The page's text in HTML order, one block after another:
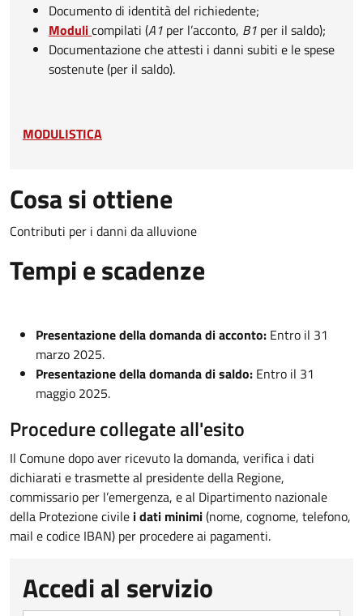
Documento di identità del richiedente;
Modulicompilati (A1 per l’acconto, B1 per il saldo);
Documentazione che attesti i danni subiti e le spese
sostenute (per il saldo).
MODULISTICA
Cosa si ottiene
Contributi per i danni da alluvione
Tempi e scadenze
Presentazione della domanda di acconto: Entro il 31
marzo 2025.​
Presentazione della domanda di saldo: Entro il 31
maggio 2025.
Procedure collegate all'esito
Il Comune dopo aver ricevuto la domanda, verifica i dati
dichiarati e trasmette al presidente della Regione,
commissario per l’emergenza, e al Dipartimento nazionale
della Protezione civile i dati minimi(nome, cognome, telefono,
mail e codice IBAN) per procedere ai pagamenti.
Accedi al servizio